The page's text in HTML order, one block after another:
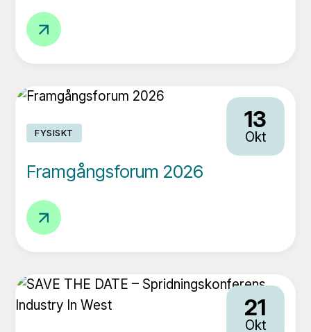
själv
och
svåra
situationer?
Circular
by
Default
–
Återtillverkning
13
Okt
FYSISKT
Framgångsforum 2026
Framgångsforum
2026
21
Okt